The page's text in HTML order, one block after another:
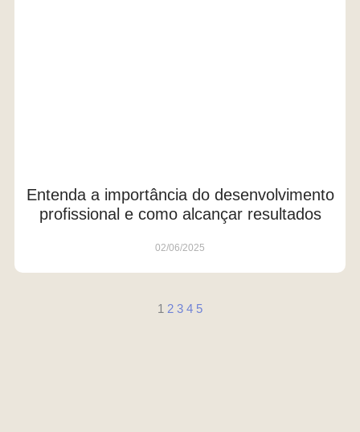
Entenda a importância do desenvolvimento
profissional e como alcançar resultados
02/06/2025
1 2 3 4 5